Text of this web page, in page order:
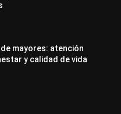
mayores: atención
y calidad de vida